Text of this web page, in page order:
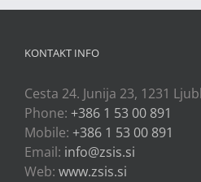
KONTAKT INFO
Cesta 24. Junija 23, 1231
Phone: +386 1 53 00 891
Mobile: +386 1 53 00 891
Email: info@zsis.si
Web: www.zsis.si